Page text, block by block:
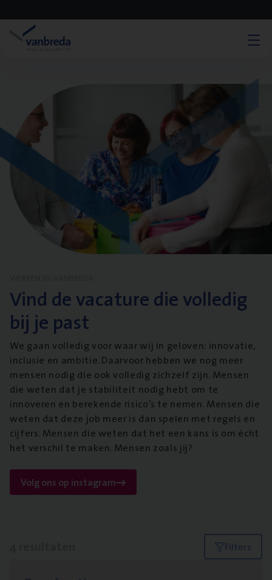
Vind de vacature die volledig
bij je past
We gaan volledig voor waar wij in geloven: innovatie,
inclusie en ambitie. Daarvoor hebben we nog meer
mensen nodig die ook volledig zichzelf zijn. Mensen
die weten dat je stabiliteit nodig hebt om te
innoveren en berekende risico’s te nemen. Mensen die
weten dat deze job meer is dan spelen met regels en
cijfers. Mensen die weten dat het een kans is om écht
het verschil te maken. Mensen zoals jij?
Volg ons op instagram
Filters